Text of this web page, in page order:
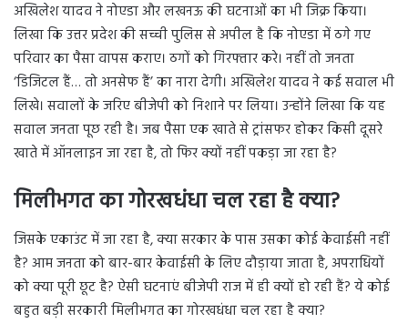
अखिलेश यादव ने नोएडा और लखनऊ की घटनाओं का भी जिक्र किया।
लिखा कि उत्तर प्रदेश की सच्ची पुलिस से अपील है कि नोएडा में ठगे गए
परिवार का पैसा वापस कराए। ठगों को गिरफ्तार करे। नहीं तो जनता
‘डिजिटल हैं… तो अनसेफ हैं’ का नारा देगी। अखिलेश यादव ने कई सवाल भी
लिखे। सवालों के जरिए बीजेपी को निशाने पर लिया। उन्होंने लिखा कि यह
सवाल जनता पूछ रही है। जब पैसा एक खाते से ट्रांसफर होकर किसी दूसरे
खाते में ऑनलाइन जा रहा है, तो फिर क्यों नहीं पकड़ा जा रहा है?
मिलीभगत का गोरखधंधा चल रहा है क्या?
जिसके एकाउंट में जा रहा है, क्या सरकार के पास उसका कोई केवाईसी नहीं
है? आम जनता को बार-बार केवाईसी के लिए दौड़ाया जाता है, अपराधियों
को क्या पूरी छूट है? ऐसी घटनाएं बीजेपी राज में ही क्यों हो रही हैं? ये कोई
बहुत बड़ी सरकारी मिलीभगत का गोरखधंधा चल रहा है क्या?